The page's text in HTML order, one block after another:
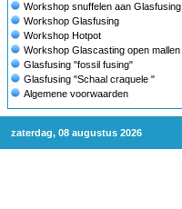
Workshop snuffelen aan Glasfusing
Workshop Glasfusing
Workshop Hotpot
Workshop Glascasting open mallen
Glasfusing "fossil fusing"
Glasfusing "Schaal craquele "
Algemene voorwaarden
zaterdag, 08 augustus 2026